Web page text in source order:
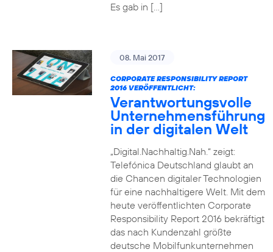
Es gab in […]
08. Mai 2017
CORPORATE RESPONSIBILITY REPORT
2016 VERÖFFENTLICHT:
Verantwortungsvolle
Unternehmensführung
in der digitalen Welt
„Digital.Nachhaltig.Nah.“ zeigt:
Telefónica Deutschland glaubt an
die Chancen digitaler Technologien
für eine nachhaltigere Welt. Mit dem
heute veröffentlichten Corporate
Responsibility Report 2016 bekräftigt
das nach Kundenzahl größte
deutsche Mobilfunkunternehmen